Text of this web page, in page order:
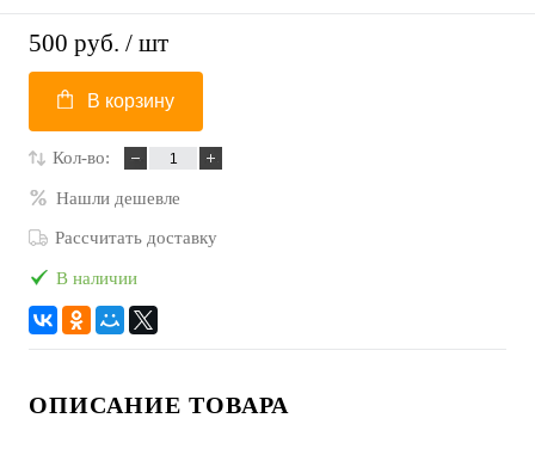
500 руб. / шт
В корзину
Кол-во:
Нашли дешевле
Рассчитать доставку
В наличии
ОПИСАНИЕ ТОВАРА